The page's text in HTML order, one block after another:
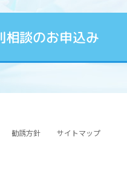
相談のお申込み
勧誘方針 サイトマップ